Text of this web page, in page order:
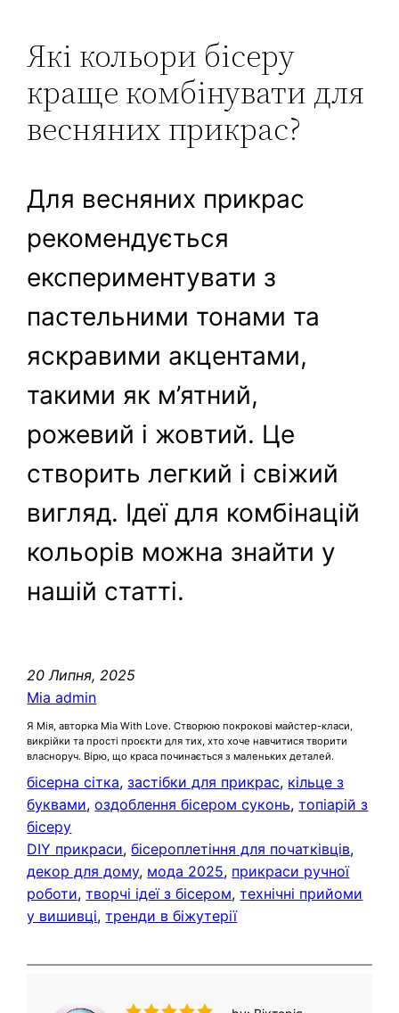
Які кольори бісеру
краще комбінувати для
весняних прикрас?
Для весняних прикрас
рекомендується
експериментувати з
пастельними тонами та
яскравими акцентами,
такими як м’ятний,
рожевий і жовтий. Це
створить легкий і свіжий
вигляд. Ідеї для комбінацій
кольорів можна знайти у
нашій статті.
20 Липня, 2025
Mia admin
Я Мія, авторка Mia With Love. Створюю покрокові майстер-класи,
викрійки та прості проєкти для тих, хто хоче навчитися творити
власноруч. Вірю, що краса починається з маленьких деталей.
бісерна сітка, застібки для прикрас, кільце з
буквами, оздоблення бісером суконь, топіарій з
бісеру
DIY прикраси, бісероплетіння для початківців
декор для дому, мода 2025, прикраси ручної
роботи, творчі ідеї з бісером, технічні прийоми
у вишивці, тренди в біжутерії